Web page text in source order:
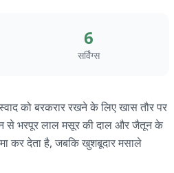
6
सर्विंग्स
को बरकरार रखने के लिए खास तौर पर
से भरपूर लाल मसूर की दाल और जैतून के
कर देता है, जबकि खुशबूदार मसाले